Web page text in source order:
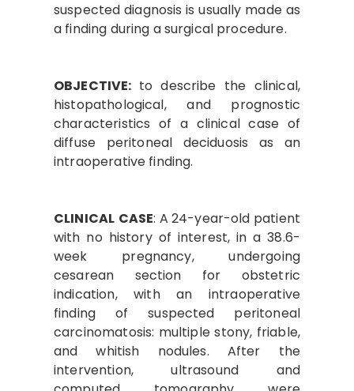
suspected diagnosis is usually made as
a finding during a surgical procedure.
OBJECTIVE: to describe the clinical,
histopathological, and prognostic
characteristics of a clinical case of
diffuse peritoneal deciduosis as an
intraoperative finding.
CLINICAL CASE: A 24-year-old patient
with no history of interest, in a 38.6-
week pregnancy, undergoing
cesarean section for obstetric
indication, with an intraoperative
finding of suspected peritoneal
carcinomatosis: multiple stony, friable,
and whitish nodules. After the
intervention, ultrasound and